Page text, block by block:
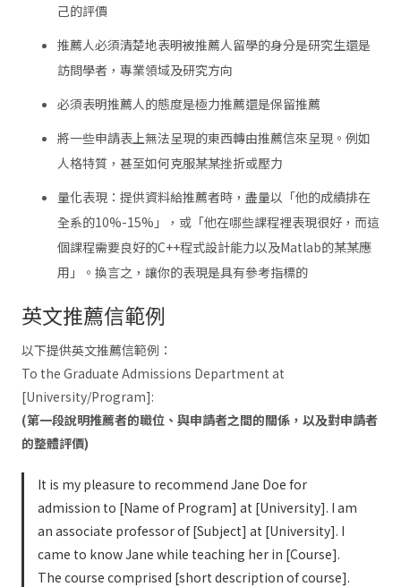
己的評價
推薦人必須清楚地表明被推薦人留學的身分是研究生還是
訪問學者，專業領域及研究方向
必須表明推薦人的態度是極力推薦還是保留推薦
將一些申請表上無法呈現的東西轉由推薦信來呈現。例如
人格特質，甚至如何克服某某挫折或壓力
量化表現：提供資料給推薦者時，盡量以「他的成績排在
全系的10%-15%」，或「他在哪些課程裡表現很好，而這
個課程需要良好的C++程式設計能力以及Matlab的某某應
用」。換言之，讓你的表現是具有參考指標的
英文推薦信範例
以下提供英文推薦信範例：
To the Graduate Admissions Department at
[University/Program]:
(第一段說明推薦者的職位、與申請者之間的關係，以及對申請者
的整體評價)
It is my pleasure to recommend Jane Doe for
admission to [Name of Program] at [University]. I am
an associate professor of [Subject] at [University]. I
came to know Jane while teaching her in [Course].
The course comprised [short description of course].